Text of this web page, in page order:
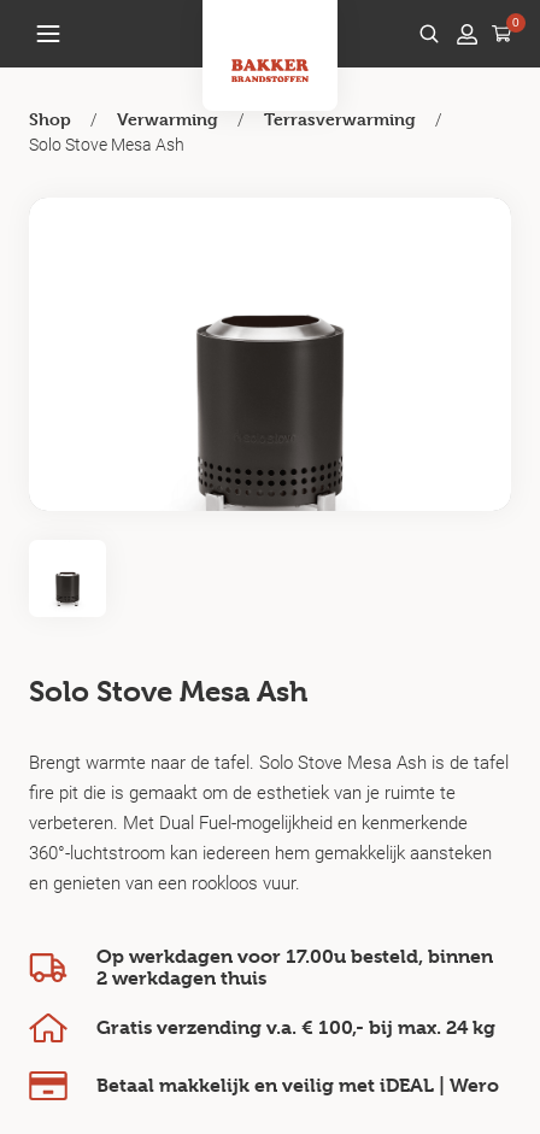
0
Shop / Verwarming / Terrasverwarming
/
Solo Stove Mesa Ash
Solo Stove Mesa Ash
Brengt warmte naar de tafel. Solo Stove Mesa Ash is de tafel
fire pit die is gemaakt om de esthetiek van je ruimte te
verbeteren. Met Dual Fuel-mogelijkheid en kenmerkende
360°-luchtstroom kan iedereen hem gemakkelijk aansteken
en genieten van een rookloos vuur.
Op werkdagen voor 17.00u besteld, binnen
2 werkdagen thuis
Gratis verzending v.a. € 100,- bij max. 24 kg
Betaal makkelijk en veilig met iDEAL | Wero